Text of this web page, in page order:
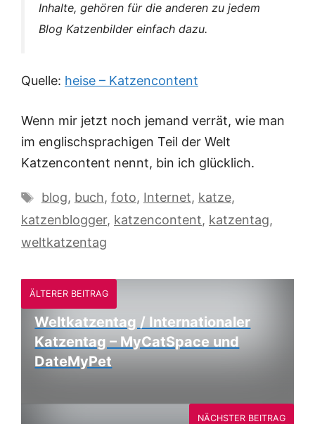
Inhalte, gehören für die anderen zu jedem
Blog Katzenbilder einfach dazu.
Quelle: heise – Katzencontent
Wenn mir jetzt noch jemand verrät, wie man
im englischsprachigen Teil der Welt
Katzencontent nennt, bin ich glücklich.
Schlagwörter
blog, buch, foto, Internet, katze,
katzenblogger, katzencontent, katzentag,
weltkatzentag
ÄLTERER BEITRAG
Weltkatzentag / Internationaler
Katzentag – MyCatSpace und
DateMyPet
NÄCHSTER BEITRAG